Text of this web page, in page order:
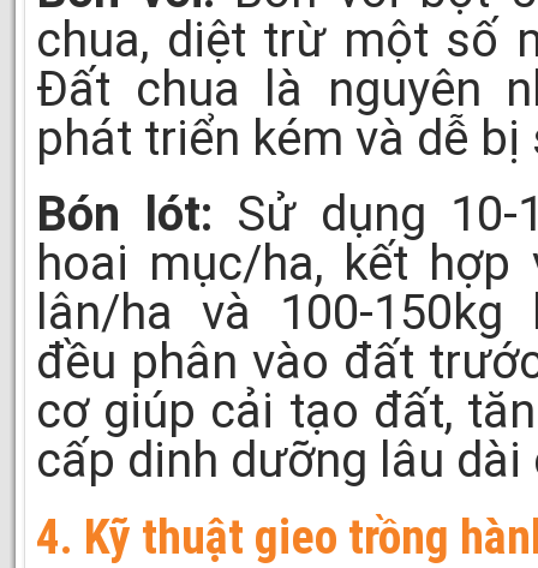
chua, diệt trừ một số
Đất chua là nguyên
phát triển kém và dễ
Bón lót: Sử dụng
hoai mục/ha, kết hợp
lân/ha và 100-
đều phân vào đất
cơ giúp cải tạo đất,
cấp dinh dưỡng lâu dài
4. Kỹ thuật gieo trồng